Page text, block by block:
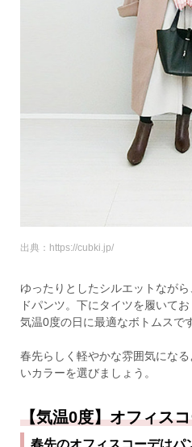
出典：https://cubki.jp/
ゆったりとしたシルエットなが
ドパンツ。下にタイツを履いて
気温0度の日に最適なボトムスです
春先らしく軽やかな雰囲気にな
いカラーを選びましょう。
【気温0度】オフィス